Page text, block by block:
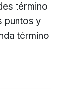
término
puntos y
término